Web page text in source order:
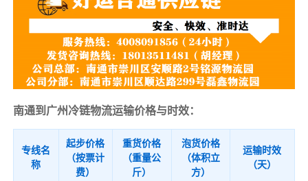
南通到广州冷链物流运输价格与时效：
专线名
称
起步价格
（按票计
费）
重货价格
（重量公
斤）
泡货价格
（体积立
方）
运输时效
（天）